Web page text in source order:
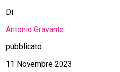
Di
Antonio Gravante
pubblicato
11 Novembre 2023